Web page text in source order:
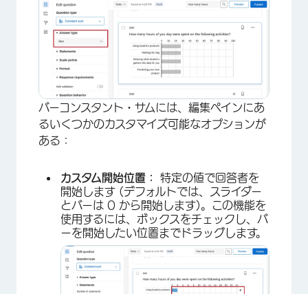
×
バーコンスタント・サムには、編集ペインにあ
るいくつかのカスタマイズ可能なオプションが
ある：
カスタム開始位置： 特定の値で回答者を
開始します (デフォルトでは、スライダー
とバーは 0 から開始します)。この機能を
使用するには、ボックスをチェックし、バ
ーを開始したい位置までドラッグします。